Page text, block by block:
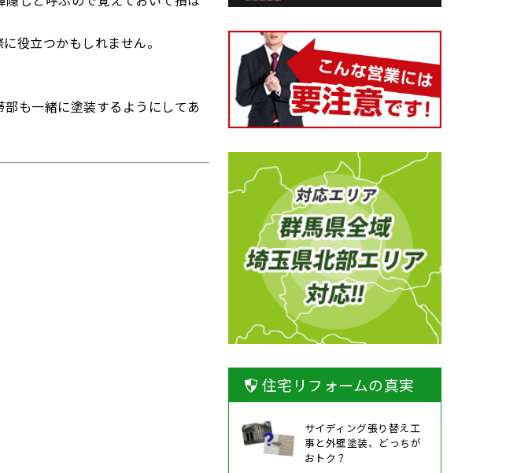
役立つかもしれません。
も一緒に塗装するようにしてあ
住宅リフォームの真実
サイディング張り替え工
事と外壁塗装、どっちが
おトク？